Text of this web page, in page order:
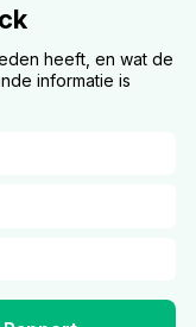
heeft, en wat de
informatie is